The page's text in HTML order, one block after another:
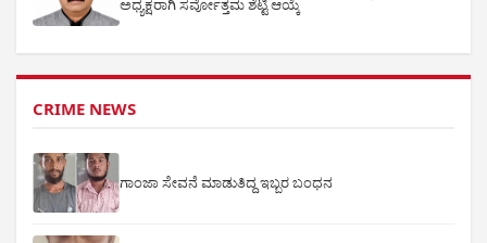
ಅಧ್ಯಕ್ಷರಾಗಿ ಸರ್ವೋತ್ತಮ ಶೆಟ್ಟಿ ಆಯ್ಕೆ
CRIME NEWS
ಗಾಂಜಾ ಸೇವನೆ ಮಾಡುತಿದ್ದ ಇಬ್ಬರ ಬಂಧನ